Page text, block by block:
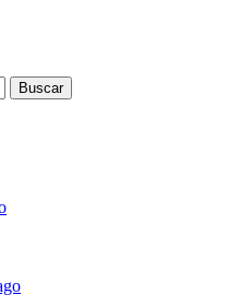
Buscar